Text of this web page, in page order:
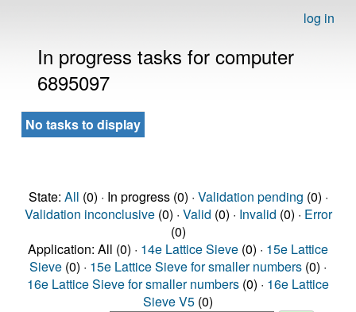
log in
In progress tasks for computer
6895097
No tasks to display
State: All (0) · In progress (0) · Validation pending (0) ·
Validation inconclusive(0) · Valid (0) · Invalid (0) · Error
(0)
Application: All (0) · 14e Lattice Sieve (0) · 15e Lattice
Sieve (0) · 15e Lattice Sieve for smaller numbers (0) ·
16e Lattice Sieve for smaller numbers (0) · 16e Lattice
Sieve V5 (0)